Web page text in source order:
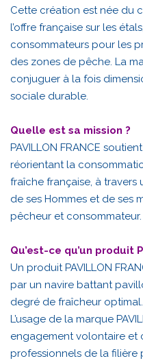
Cette création est née du
l’offre française sur les
consommateurs pour les
des zones de pêche. La
conjuguer à la fois
sociale durable.
Quelle est sa mission ?
PAVILLON FRANCE
réorientant la
fraîche française, à travers
de ses Hommes et de ses
pêcheur et consommateur.
Qu’est-ce qu’un produit
Un produit PAVILLON
par un navire battant
degré de fraîcheur optimal.
L’usage de la marque
engagement volontaire et
professionnels de la filière